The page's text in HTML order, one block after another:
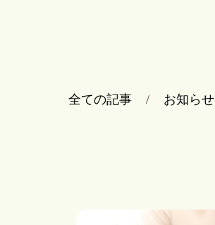
全ての記事 お知らせ